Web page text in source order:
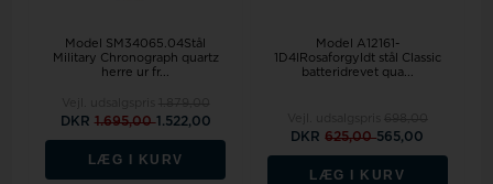
Model SM34065.04Stål
Military Chronograph quartz
herre ur fr...
DKR 1.695,001.522,00
LÆG I KURV
Model A12161-
1D4IRosaforgyldt stål Classic
batteridrevet qua...
DKR625,00565,00
LÆG I KURV